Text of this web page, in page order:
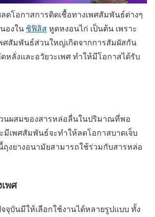
ดโอกาสการติดเชื้อทางเพศสัมพันธ์ต่างๆ
องในซิฟิลิสหูดหงอนไก่ เป็นต้น เพราะ
ศสัมพันธ์ส่วนใหญ่เกิดจากการสัมผัสกัน
หลั่งและอวัยวะเพศ ทำให้มีโอกาสได้รับ
นผสมของสารหล่อลื่นในปริมาณที่พอ
มีเพศสัมพันธ์จะทำให้ลดโอกาสบาดเจ็บ
ถุงยางอนามัยสามารถใช้ร่วมกับสารหล่อ
พศ
จุบันมีให้เลือกใช้งานได้หลายรูปแบบ ทั้ง